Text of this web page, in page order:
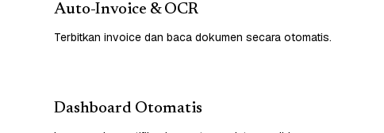
Auto-Invoice & OCR
Terbitkan invoice dan baca dokumen secara otomatis.
Dashboard Otomatis